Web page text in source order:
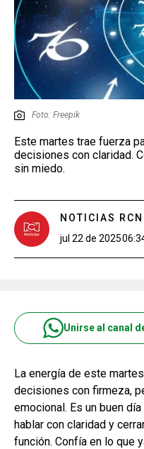
Foto: Freepik
Este martes trae fuerza
decisiones con claridad.
sin miedo.
NOTICIAS RCN
jul 22 de 2025
Unirse al canal
La energía de este
decisiones con firmeza,
emocional. Es un buen
hablar con claridad y
función. Confía en lo que